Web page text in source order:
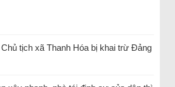
tịch xã Thanh Hóa bị khai trừ Đảng